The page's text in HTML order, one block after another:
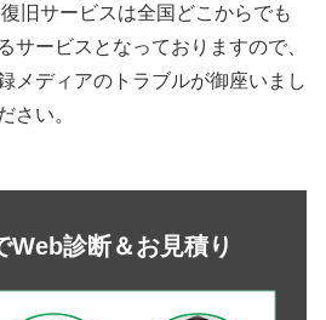
旧サービスは全国どこからでも
サービスとなっておりますので、
メディアのトラブルが御座いまし
さい。
Web診断＆お見積り